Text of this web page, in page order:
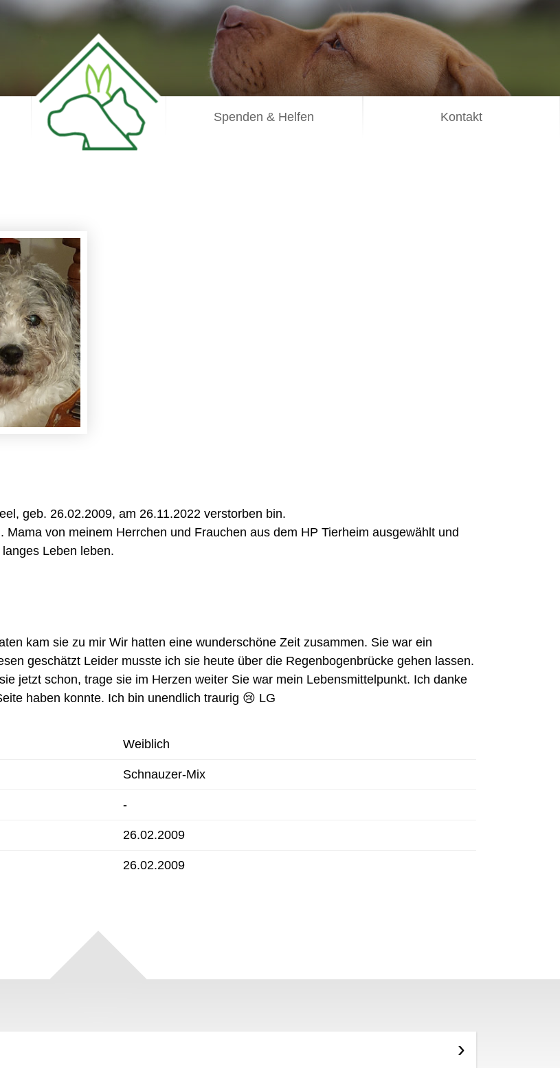
Spenden & Helfen Kontakt
geb. 26.02.2009, am 26.11.2022 verstorben bin.
von meinem Herrchen und Frauchen aus dem HP Tierheim ausgewählt und
Leben leben.
kam sie zu mir Wir hatten eine wunderschöne Zeit zusammen. Sie war ein
geschätzt Leider musste ich sie heute über die Regenbogenbrücke gehen lassen.
jetzt schon, trage sie im Herzen weiter Sie war mein Lebensmittelpunkt. Ich danke
haben konnte. Ich bin unendlich traurig 😢 LG
Weiblich
Schnauzer-Mix
-
26.02.2009
26.02.2009